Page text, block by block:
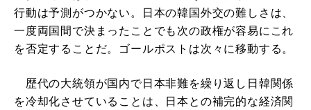
行動は予測がつかない。日本の韓国外交の難しさは、
一度両国間で決まったことでも次の政権が容易にこれ
を否定することだ。ゴールポストは次々に移動する。
歴代の大統領が国内で日本非難を繰り返し日韓関係
を冷却化させていることは、日本との補完的な経済関